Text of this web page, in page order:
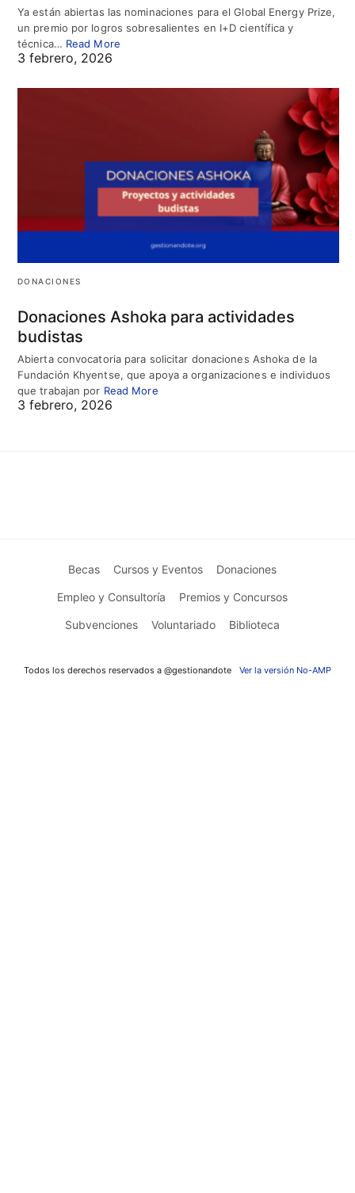
Ya están abiertas las nominaciones para el Global Energy Prize,
un premio por logros sobresalientes en I+D científica y
técnica… Read More
3 febrero, 2026
DONACIONES
Donaciones Ashoka para actividades
budistas
Abierta convocatoria para solicitar donaciones Ashoka de la
Fundación Khyentse, que apoya a organizaciones e individuos
que trabajan por Read More
3 febrero, 2026
Becas Cursos y Eventos Donaciones
Empleo y Consultoría Premios y Concursos
Subvenciones Voluntariado Biblioteca
Todos los derechos reservados a @gestionandote Ver la versión No-AMP